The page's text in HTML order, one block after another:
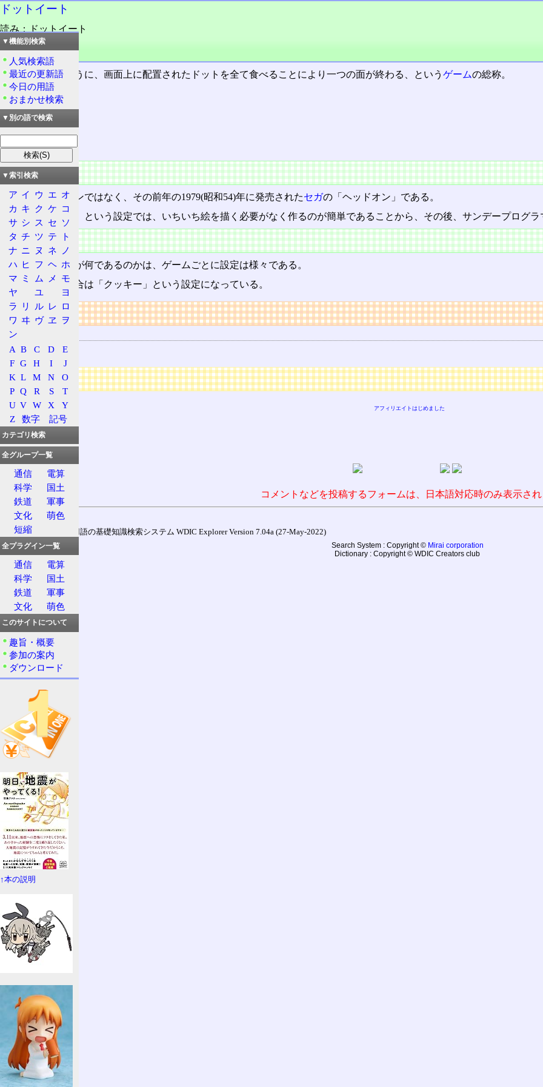
ドットイート
読み：ドットイート
外語：dot eat
品詞：名詞
パックマンのように、画面上に配置されたドットを全て食べることにより一つの面が終わる、というゲームの総称。
目次
概要
特徴
概要
元祖はパックマンではなく、その前年の1979(昭和54)年に発売されたセガの「ヘッドオン」である。
ドットを食べる、という設定では、いちいち絵を描く必要がなく作るのが簡単であることから、その後、サンデープログ
特徴
その「ドット」が何であるのかは、ゲームごとに設定は様々である。
パックマンの場合は「クッキー」という設定になっている。
リンク
用語の所属
ゲーム
広告
アフィリエイトはじめました
コメントなどを投稿するフォームは、日本語対応時のみ表示さ
通信用語の基礎知識検索システム WDIC Explorer Version 7.04a (27-May-2022)
Search System : Copyright © Mirai corporation
Dictionary : Copyright © WDIC Creators club
▼機能別検索
人気検索語
最近の更新語
今日の用語
おまかせ検索
▼別の語で検索
▼索引検索
ア イ ウ エ オ
カ キ ク ケ コ
サ シ ス セ ソ
タ チ ツ テ
ト
ナ ニ ヌ ネ
ノ
ハ ヒ フ ヘ ホ
マ ミ ム メ
モ
ヤ
ユ
ヨ
ラ
リ ル レ ロ
ワ ヰ ヴ ヱ
ヲ
ン
A B C D
E
F G H I
J
K L M N
O
P Q R S
T
U V W X
Y
Z
数字 記号
カテゴリ検索
全グループ一覧
通信
電算
科学
国土
鉄道
軍事
文化
萌色
短縮
全プラグイン一覧
通信
電算
科学
国土
鉄道
軍事
文化
萌色
このサイトについて
趣旨・概要
参加の案内
ダウンロード
↑本の説明